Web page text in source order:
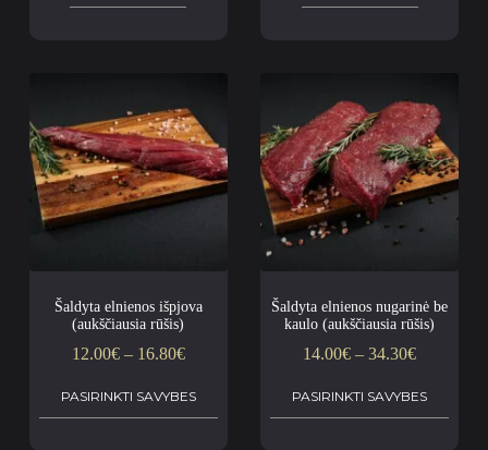
Šaldyta elnienos išpjova
(aukščiausia rūšis)
12.00€– 16.80€
PASIRINKTI SAVYBES
Šaldyta elnienos nugarinė be
kaulo (aukščiausia rūšis)
14.00€ –34.30€
PASIRINKTI SAVYBES